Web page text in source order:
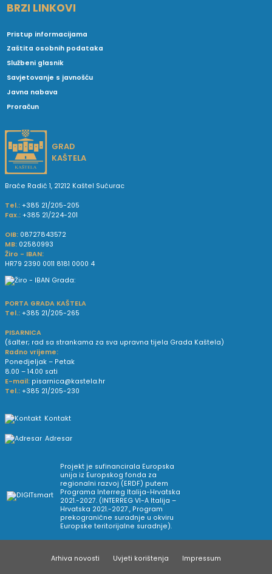
BRZI LINKOVI
Pristup informacijama
Zaštita osobnih podataka
Službeni glasnik
Savjetovanje s javnošću
Javna nabava
Proračun
GRAD
KAŠTELA
Braće Radić 1, 21212 Kaštel Sućurac
Tel.: +385 21/205-205
Fax.: +385 21/224-201
OIB: 08727843572
MB: 02580993
Žiro - IBAN:
HR79 2390 0011 8181 0000 4
PORTA GRADA KAŠTELA
Tel.: +385 21/205-265
PISARNICA
(šalter; rad sa strankama za sva upravna tijela Grada Kaštela)
Radno vrijeme:
Ponedjeljak – Petak
8.00 – 14.00 sati
E-mail: pisarnica@kastela.hr
Tel.: +385 21/205-230
Kontakt
Adresar
Projekt je sufinancirala Europska
unija iz Europskog fonda za
regionalni razvoj (ERDF) putem
Programa Interreg Italija-Hrvatska
2021.-2027. (INTERREG VI-A Italija –
Hrvatska 2021.-2027., Program
prekogranične suradnje u okviru
Europske teritorijalne suradnje).
Arhiva novosti Uvjeti korištenja Impressum